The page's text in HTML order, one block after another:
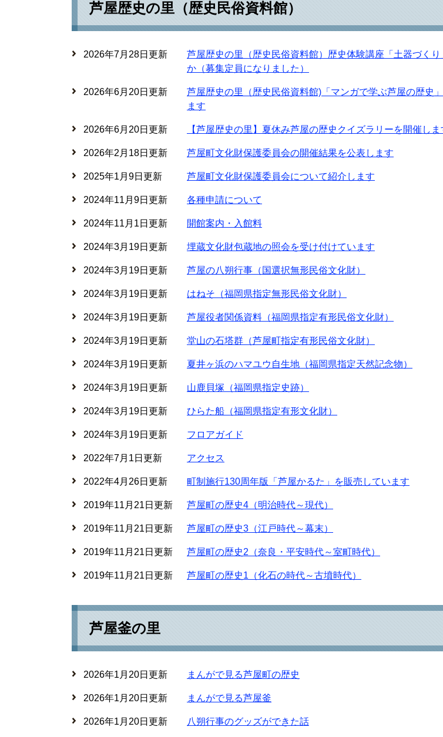
芦屋歴史の里（歴史民俗資料館）
2026年7月28日更新
芦屋歴史の里（歴史民俗資料館）歴史体験講座「土器づく
か（募集定員になりました）
2026年6月20日更新
芦屋歴史の里（歴史民俗資料館)「マンガで学ぶ芦屋の歴史
ます
2026年6月20日更新 【芦屋歴史の里】夏休み芦屋の歴史クイズラリーを開催しま
2026年2月18日更新 芦屋町文化財保護委員会の開催結果を公表します
2025年1月9日更新 芦屋町文化財保護委員会について紹介します
2024年11月9日更新 各種申請について
2024年11月1日更新 開館案内・入館料
2024年3月19日更新 埋蔵文化財包蔵地の照会を受け付けています
2024年3月19日更新 芦屋の八朔行事（国選択無形民俗文化財）
2024年3月19日更新 はねそ（福岡県指定無形民俗文化財）
2024年3月19日更新 芦屋役者関係資料（福岡県指定有形民俗文化財）
2024年3月19日更新 堂山の石塔群（芦屋町指定有形民俗文化財）
2024年3月19日更新 夏井ヶ浜のハマユウ自生地（福岡県指定天然記念物）
2024年3月19日更新 山鹿貝塚（福岡県指定史跡）
2024年3月19日更新 ひらた船（福岡県指定有形文化財）
2024年3月19日更新 フロアガイド
2022年7月1日更新 アクセス
2022年4月26日更新 町制施行130周年版「芦屋かるた」を販売しています
2019年11月21日更新 芦屋町の歴史4（明治時代～現代）
2019年11月21日更新 芦屋町の歴史3（江戸時代～幕末）
2019年11月21日更新 芦屋町の歴史2（奈良・平安時代～室町時代）
2019年11月21日更新 芦屋町の歴史1（化石の時代～古墳時代）
芦屋釜の里
2026年1月20日更新 まんがで見る芦屋町の歴史
2026年1月20日更新 まんがで見る芦屋釜
2026年1月20日更新 八朔行事のグッズができた話